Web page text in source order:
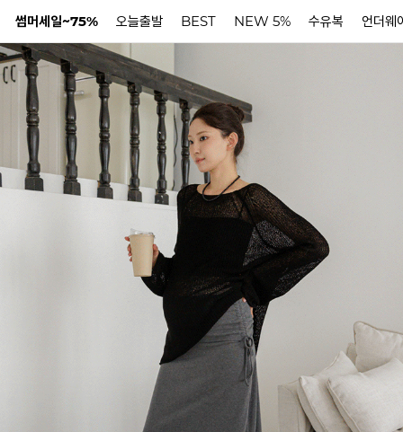
썸머세일~75% 오늘출발 BEST NEW 5% 수유복 언더웨